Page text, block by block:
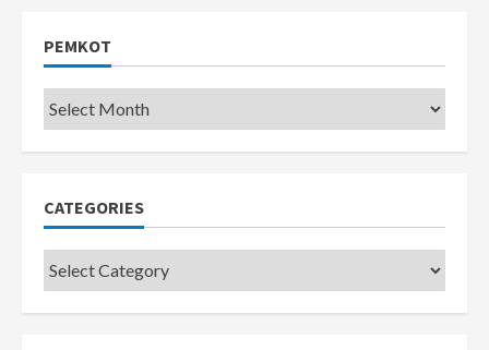
PEMKOT
Pemkot
CATEGORIES
Categories